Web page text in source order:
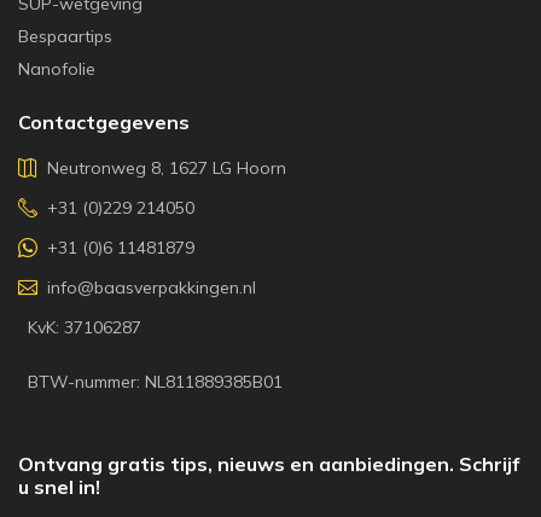
Bespaartips
Nanofolie
Contactgegevens
Neutronweg 8, 1627 LG Hoorn
+31 (0)229 214050
+31 (0)6 11481879
info@baasverpakkingen.nl
KvK: 37106287
BTW-nummer: NL811889385B01
Ontvang gratis tips, nieuws en aanbiedingen. Schrijf
u snel in!